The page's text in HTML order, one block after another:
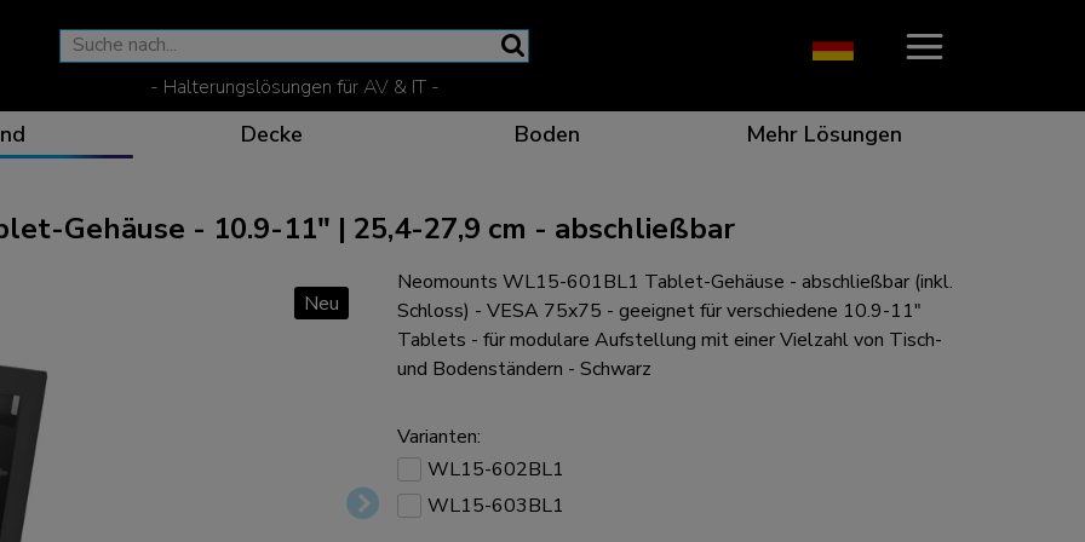
- Halterungslösungen für AV & IT -
Ergonomische Lösungen für jede Situation
Die optimale Betrachtungsposition für jeden Bildschirm
Wirksame Kommunikation, die ins Auge fällt
Decke
Flexible Lösungen für die beste Zusammenarbeit
Boden
Spezielle Produkte für besondere Bedürfnisse
Mehr Lösungen
Gehäuse - 10.9-11" | 25,4-27,9 cm - abschließbar
Neu
Neomounts WL15-601BL1 Tablet-Gehäuse - abschließbar (inkl.
Schloss) - VESA 75x75 - geeignet für verschiedene 10.9-11"
Tablets - für modulare Aufstellung mit einer Vielzahl von Tisch-
und Bodenständern - Schwarz
Varianten:
WL15-602BL1
WL15-603BL1